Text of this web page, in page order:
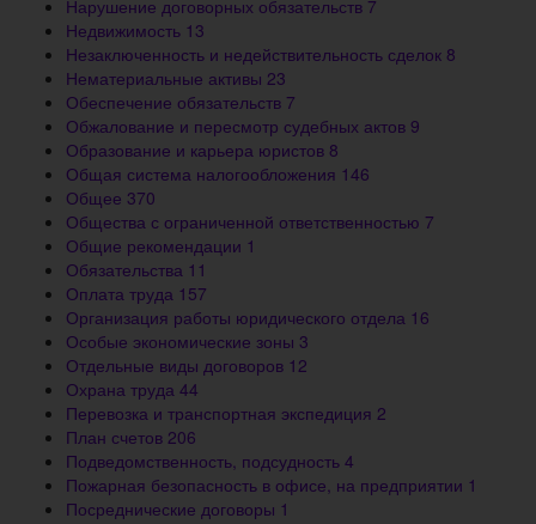
Нарушение договорных обязательств 7
Недвижимость 13
Незаключенность и недействительность сделок 8
Нематериальные активы 23
Обеспечение обязательств 7
Обжалование и пересмотр судебных актов 9
Образование и карьера юристов 8
Общая система налогообложения 146
Общее 370
Общества с ограниченной ответственностью 7
Общие рекомендации 1
Обязательства 11
Оплата труда 157
Организация работы юридического отдела 16
Особые экономические зоны 3
Отдельные виды договоров 12
Охрана труда 44
Перевозка и транспортная экспедиция 2
План счетов 206
Подведомственность, подсудность 4
Пожарная безопасность в офисе, на предприятии 1
Посреднические договоры 1